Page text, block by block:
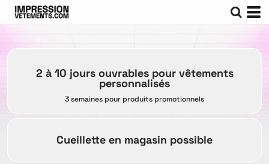
2 à 10 jours ouvrables pour vêtements
personnalisés
3 semaines pour produits promotionnels
Cueillette en magasin possible